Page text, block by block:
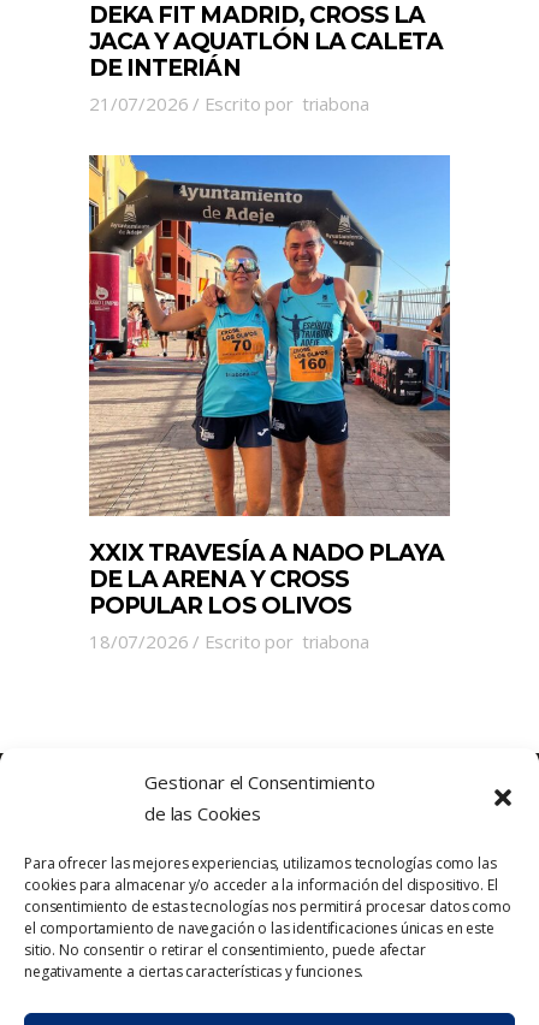
Gestionar el Consentimiento
de las Cookies
Para ofrecer las mejores experiencias, utilizamos tecnologías como las
cookies para almacenar y/o acceder a la información del dispositivo. El
consentimiento de estas tecnologías nos permitirá procesar datos como
el comportamiento de navegación o las identificaciones únicas en este
sitio. No consentir o retirar el consentimiento, puede afectar
negativamente a ciertas características y funciones.
DEKA FIT MADRID, CROSS LA
JACA Y AQUATLÓN LA CALETA
DE INTERIÁN
21/07/2026 Escrito por triabona
XXIX TRAVESÍA A NADO PLAYA
DE LA ARENA Y CROSS
POPULAR LOS OLIVOS
18/07/2026 Escrito por triabona
Política de Privacidad